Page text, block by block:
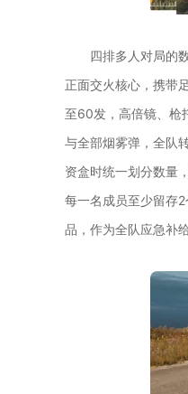
四排多人对局的
正面交火核心，携带
至60发，高倍镜、枪
与全部烟雾弹，全队
资盒时统一划分数量
每一名成员至少留存
品，作为全队应急补给